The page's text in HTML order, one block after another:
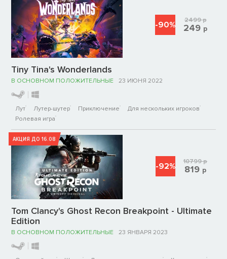
Tiny Tina's Wonderlands
В ОСНОВНОМ ПОЛОЖИТЕЛЬНЫЕ 23 ИЮНЯ 2022
Лут Лутер-шутер Приключение
Для нескольких игроков
Ролевая игра
-90% 2499р
249 р
АКЦИЯ ДО 16.08
Tom Clancy's Ghost Recon Breakpoint - Ultimate
Edition
В ОСНОВНОМ ПОЛОЖИТЕЛЬНЫЕ 23 ЯНВАРЯ 2023
-92% 10799р
819 р